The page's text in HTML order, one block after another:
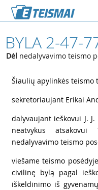
BYLA 2-47-
Dėl nedalyvavimo teismo
Šiaulių apylinkės teismo
sekretoriaujant Erikai
dalyvaujant ieškovui J.
neatvykus
nedalyvavimo teismo
viešame teismo
civilinę bylą pagal
iškeldinimo iš